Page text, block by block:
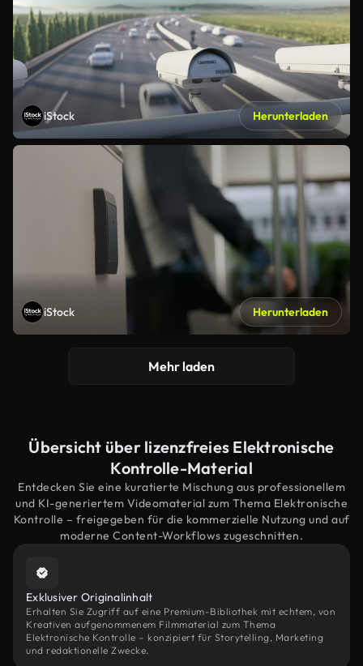
iStock Herunterladen
iStock Herunterladen
Mehr laden
Übersicht über lizenzfreies Elektronische
Kontrolle-Material
Entdecken Sie eine kuratierte Mischung aus professionellem
und KI-generiertem Videomaterial zum Thema Elektronische
Kontrolle – freigegeben für die kommerzielle Nutzung und auf
moderne Content-Workflows zugeschnitten.
Exklusiver Originalinhalt
Erhalten Sie Zugriff auf eine Premium-Bibliothek mit echtem, von
Kreativen aufgenommenem Filmmaterial zum Thema
Elektronische Kontrolle – konzipiert für Storytelling, Marketing
und redaktionelle Zwecke.